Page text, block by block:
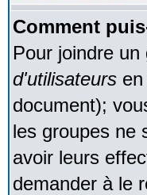
Comment
Pour joindre
d'utilisateurs
document);
les groupes ne
avoir leurs
demander à le